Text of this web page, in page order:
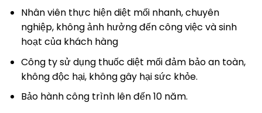
Nhân viên thực hiện diệt mối nhanh, chuyên
nghiệp, không ảnh hưởng đến công việc và sinh
hoạt của khách hàng
Công ty sử dụng thuốc diệt mối đảm bảo an toàn,
không độc hại, không gây hại sức khỏe.
Bảo hành công trình lên đến 10 năm.